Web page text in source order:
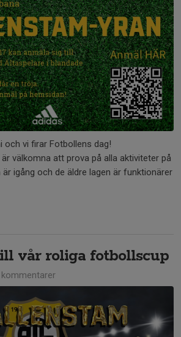
och vi firar Fotbollens dag!
välkomna att prova på alla aktiviteter på
igång och de äldre lagen är funktionärer
vår roliga fotbollscup
kommentarer